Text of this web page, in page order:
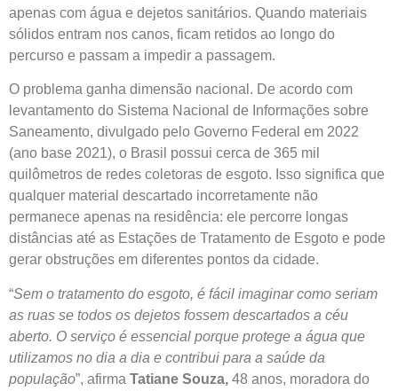
apenas com água e dejetos sanitários. Quando materiais
sólidos entram nos canos, ficam retidos ao longo do
percurso e passam a impedir a passagem.
O problema ganha dimensão nacional. De acordo com
levantamento do Sistema Nacional de Informações sobre
Saneamento, divulgado pelo Governo Federal em 2022
(ano base 2021), o Brasil possui cerca de 365 mil
quilômetros de redes coletoras de esgoto. Isso significa que
qualquer material descartado incorretamente não
permanece apenas na residência: ele percorre longas
distâncias até as Estações de Tratamento de Esgoto e pode
gerar obstruções em diferentes pontos da cidade.
“Sem o tratamento do esgoto, é fácil imaginar como seriam
as ruas se todos os dejetos fossem descartados a céu
aberto. O serviço é essencial porque protege a água que
utilizamos no dia a dia e contribui para a saúde da
população”, afirma Tatiane Souza, 48 anos, moradora do